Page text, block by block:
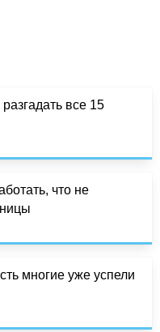
все 15
что не
многие уже успели